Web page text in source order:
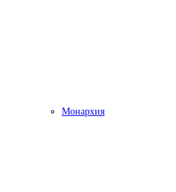
Монархия